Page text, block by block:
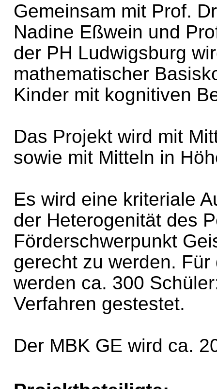
Gemeinsam mit Prof.
Nadine Eßwein und
der PH Ludwigsburg
mathematischer
Kinder mit kognitiven
Das Projekt wird mit
sowie mit Mitteln in
Es wird eine kriteriale
der Heterogenität des
Förderschwerpunkt
gerecht zu werden.
werden ca. 300
Verfahren gestestet.
Der MBK GE wird ca.